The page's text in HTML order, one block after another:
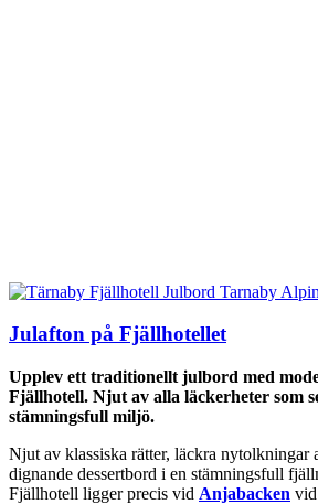
Julafton på Fjällhotellet
Upplev ett traditionellt julbord med
Fjällhotell. Njut av alla läckerheter som
stämningsfull miljö.
Njut av klassiska rätter, läckra nytolkningar
dignande dessertbord i en stämningsfull
Fjällhotell ligger precis vid Anjabacken